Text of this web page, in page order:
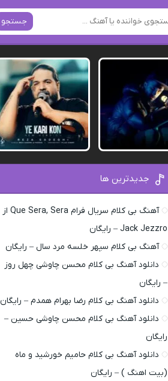
جستجو
جدیدترین ها
آهنگ بی کلام سریال فرام Que Sera, Sera از
Jack Jezzro – رایگان
آهنگ بی کلام سپهر خلسه مرد سال – رایگان
دانلود آهنگ بی کلام محسن چاوشی چهل روز
– رایگان
دانلود آهنگ بی کلام رضا بهرام همدم – رایگان
دانلود آهنگ بی کلام محسن چاوشی حسین –
رایگان
دانلود آهنگ بی کلام حامیم خورشید و ماه
(بیت اهنگ ) – رایگان